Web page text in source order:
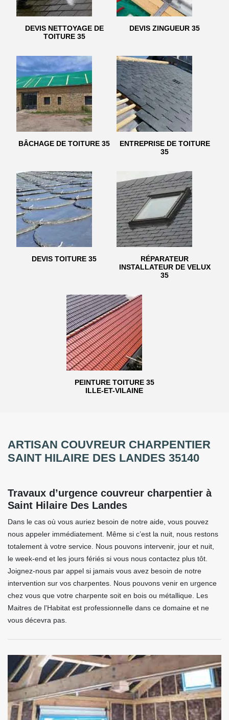
DEVIS NETTOYAGE DE
TOITURE 35
DEVIS ZINGUEUR 35
BÂCHAGE DE TOITURE 35
ENTREPRISE DE TOITURE
35
DEVIS TOITURE 35
RÉPARATEUR
INSTALLATEUR DE VELUX
35
PEINTURE TOITURE 35
ILLE-ET-VILAINE
ARTISAN COUVREUR CHARPENTIER
SAINT HILAIRE DES LANDES 35140
Travaux d’urgence couvreur charpentier à
Saint Hilaire Des Landes
Dans le cas où vous auriez besoin de notre aide, vous pouvez
nous appeler immédiatement. Même si c’est la nuit, nous restons
totalement à votre service. Nous pouvons intervenir, jour et nuit,
le week-end et les jours fériés si vous nous contactez plus tôt.
Joignez-nous par appel si jamais vous avez besoin de notre
intervention sur vos charpentes. Nous pouvons venir en urgence
chez vous que votre charpente soit en bois ou métallique. Les
Maitres de l'Habitat est professionnelle dans ce domaine et ne
vous décevra pas.